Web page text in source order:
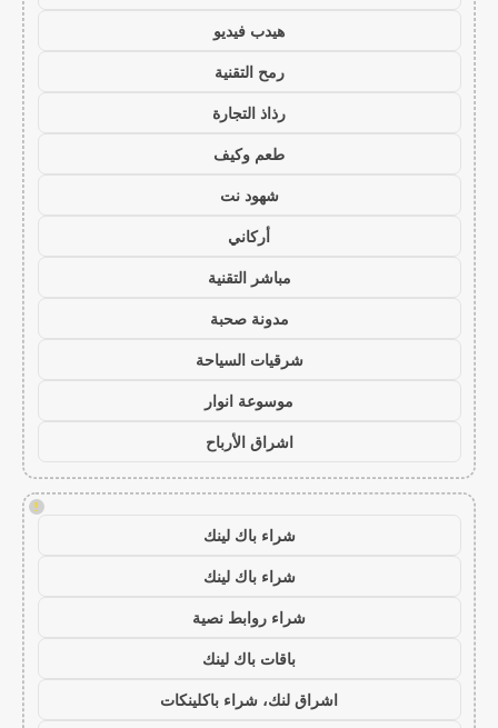
هيدب فيديو
رمح التقنية
رذاذ التجارة
طعم وكيف
شهود نت
أركاني
مباشر التقنية
مدونة صحبة
شرقيات السياحة
موسوعة انوار
اشراق الأرباح
!
شراء باك لينك
شراء باك لينك
شراء روابط نصية
باقات باك لينك
اشراق لنك، شراء باكلينكات